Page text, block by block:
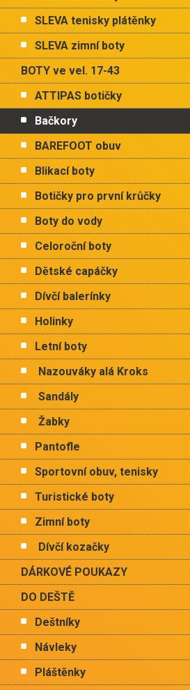
n
l
SLEVA tenisky plátěnky
SLEVA zimní boty
BOTY ve vel. 17-43
ATTIPAS botičky
Bačkory
BAREFOOT obuv
Blikací boty
Botičky pro první krůčky
Boty do vody
Celoroční boty
Dětské capáčky
Dívčí balerínky
Holinky
Letní boty
Nazouváky alá Kroks
Sandály
Žabky
Pantofle
Sportovní obuv, tenisky
Turistické boty
Zimní boty
Dívčí kozačky
DÁRKOVÉ POUKAZY
DO DEŠTĚ
Deštníky
Návleky
Pláštěnky